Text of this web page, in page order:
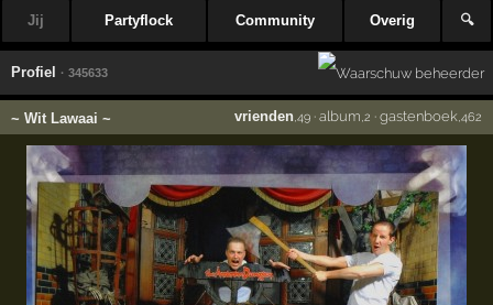
Jij Partyflock Community Overig 🔍
Profiel · 345633
~ Wit Lawaai ~ vrienden,49· album ,2 · gastenboek ,462